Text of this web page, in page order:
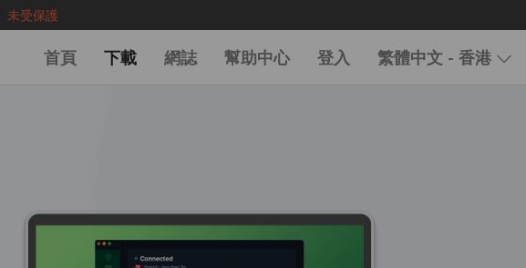
未受保護
首頁 下載 網誌 幫助中心 登入 繁體中文 - 香港